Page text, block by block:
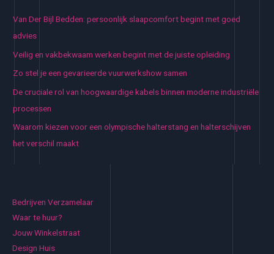
Van Der Bijl Bedden: persoonlijk slaapcomfort begint met goed
advies
Veilig en vakbekwaam werken begint met de juiste opleiding
Zo stel je een gevarieerde vuurwerkshow samen
De cruciale rol van hoogwaardige kabels binnen moderne industriële
processen
Waarom kiezen voor een olympische halterstang en halterschijven
het verschil maakt
Bedrijven Verzamelaar
Waar te huur?
Jouw Winkelstraat
Design Huis